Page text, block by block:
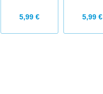
5,99 € 5,99 €